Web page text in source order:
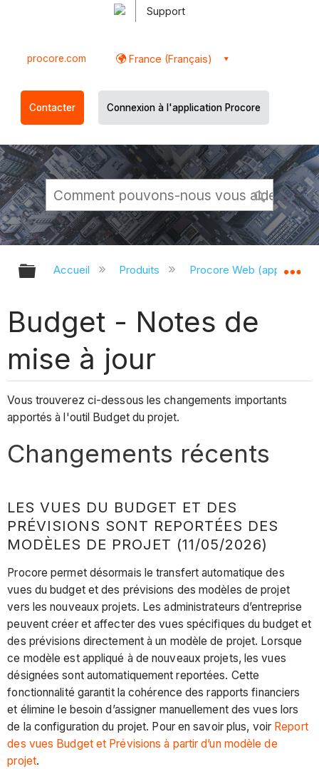
Support
procore.com France (Français)
Contacter Connexion à l'application Procore
Développer/réduire la hiérarchie
Accueil Produits Procore Web
Budget - Notes de
mise à jour
Vous trouverez ci-dessous les changements importants
apportés à l'outil Budget du projet.
Changements récents
LES VUES DU BUDGET ET DES
PRÉVISIONS SONT REPORTÉES DES
MODÈLES DE PROJET (11/05/2026)
Procore permet désormais le transfert automatique des
vues du budget et des prévisions des modèles de projet
vers les nouveaux projets. Les administrateurs d’entreprise
peuvent créer et affecter des vues spécifiques du budget et
des prévisions directement à un modèle de projet. Lorsque
ce modèle est appliqué à de nouveaux projets, les vues
désignées sont automatiquement reportées. Cette
fonctionnalité garantit la cohérence des rapports financiers
et élimine le besoin d’assigner manuellement des vues lors
de la configuration du projet. Pour en savoir plus, voir Report
des vues Budget et Prévisions à partir d’un modèle de
projet.